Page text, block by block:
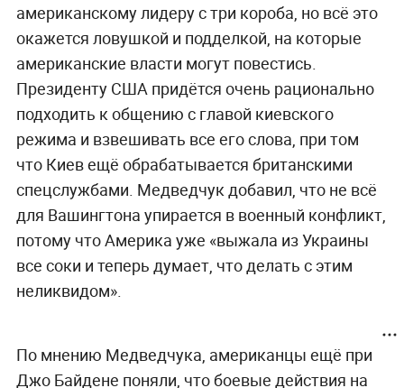
американскому лидеру с три короба, но всё это
окажется ловушкой и подделкой, на которые
американские власти могут повестись.
Президенту США придётся очень рационально
подходить к общению с главой киевского
режима и взвешивать все его слова, при том
что Киев ещё обрабатывается британскими
спецслужбами. Медведчук добавил, что не всё
для Вашингтона упирается в военный конфликт,
потому что Америка уже «выжала из Украины
все соки и теперь думает, что делать с этим
неликвидом».
По мнению Медведчука, американцы ещё при
Джо Байдене поняли, что боевые действия на